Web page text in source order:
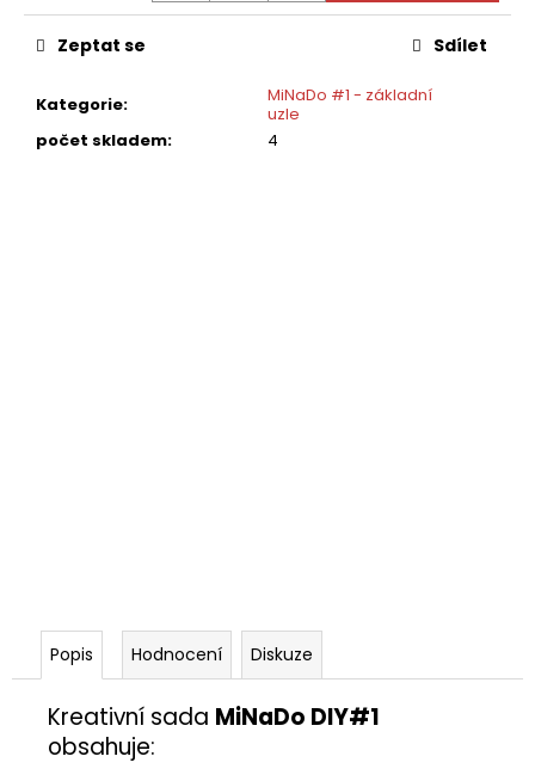
Kategorie:
MiNaDo #1 - základní
uzle
počet skladem: 4
Zeptat se Sdílet
Popis Hodnocení Diskuze
Kreativní sada MiNaDo DIY#1
obsahuje: